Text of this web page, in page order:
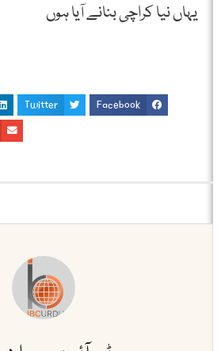
یہاں نیا کراچی بنانے آیا ہوں
Facebook
Twitter